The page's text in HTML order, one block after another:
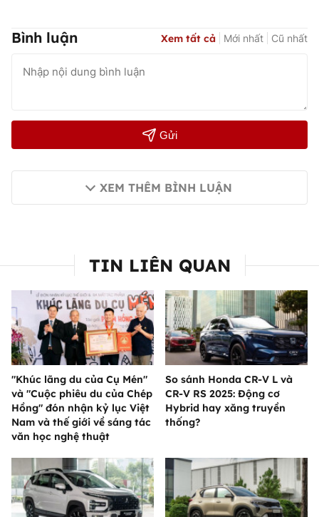
Bình luận Xem tất cả Mới nhất Cũ nhất
Gửi
XEM THÊM BÌNH LUẬN
TIN LIÊN QUAN
"Khúc lãng du của Cụ Mén"
và "Cuộc phiêu du của Chép
Hồng" đón nhận kỷ lục Việt
Nam và thế giới về sáng tác
văn học nghệ thuật
So sánh Honda CR-V L và
CR-V RS 2025: Động cơ
Hybrid hay xăng truyền
thống?